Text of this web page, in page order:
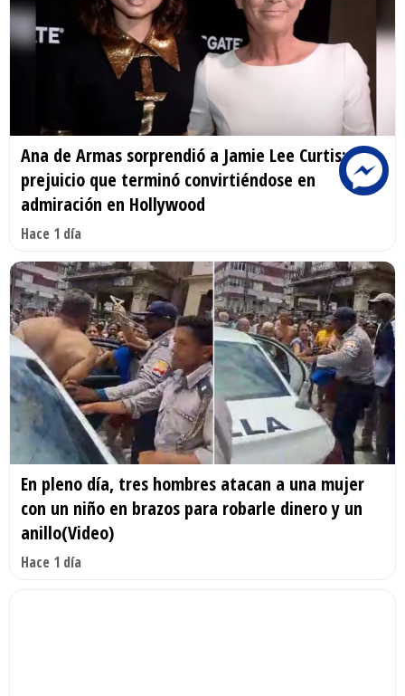
Ana de Armas sorprendió a Jamie Lee Curtis;
prejuicio que terminó convirtiéndose en
admiración en Hollywood
Hace 1 día
En pleno día, tres hombres atacan a una mujer
con un niño en brazos para robarle dinero y un
anillo(Video)
Hace 1 día